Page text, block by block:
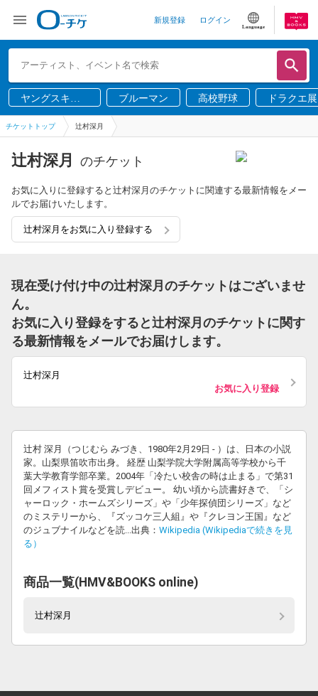
新規登録 ログイン
Language
ヤングスキニ
ー
ブルーマン 高校野球 ドラクエ展
チケットトップ 辻村深月
辻村深月 のチケット
お気に入りに登録すると辻村深月のチケットに関連する最新情報をメー
ルでお届けいたします。
辻村深月をお気に入り登録する
現在受け付け中の辻村深月のチケットはございませ
ん。
お気に入り登録をすると辻村深月のチケットに関す
る最新情報をメールでお届けします。
辻村深月
お気に入り登録
辻村 深月（つじむら みづき、1980年2月29日 - ）は、日本の小説
家。山梨県笛吹市出身。 経歴 山梨学院大学附属高等学校から千
葉大学教育学部卒業。2004年「冷たい校舎の時は止まる」で第31
回メフィスト賞を受賞しデビュー。 幼い頃から読書好きで、「シ
ャーロック・ホームズシリーズ」や「少年探偵団シリーズ」など
のミステリーから、『ズッコケ三人組』や『クレヨン王国』など
のジュブナイルなどを読...出典： Wikipedia (Wikipediaで続きを見
る）
商品一覧(HMV&BOOKS online)
辻村深月